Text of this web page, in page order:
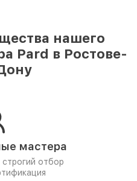
нашего
Pard в Ростове-
мастера
отбор